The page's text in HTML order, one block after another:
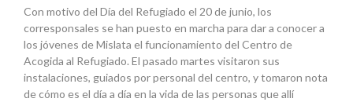
Con motivo del Día del Refugiado el 20 de junio, los
corresponsales se han puesto en marcha para dar a conocer a
los jóvenes de Mislata el funcionamiento del Centro de
Acogida al Refugiado. El pasado martes visitaron sus
instalaciones, guiados por personal del centro, y tomaron nota
de cómo es el día a día en la vida de las personas que allí